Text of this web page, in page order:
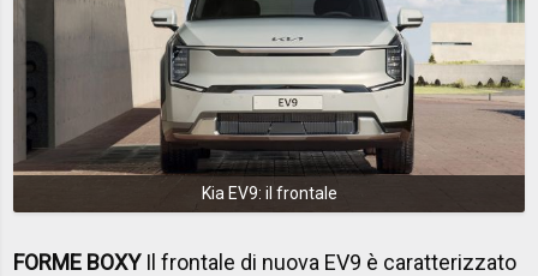
Kia EV9: il frontale
FORME BOXYIl frontale di nuova EV9 è caratterizzato